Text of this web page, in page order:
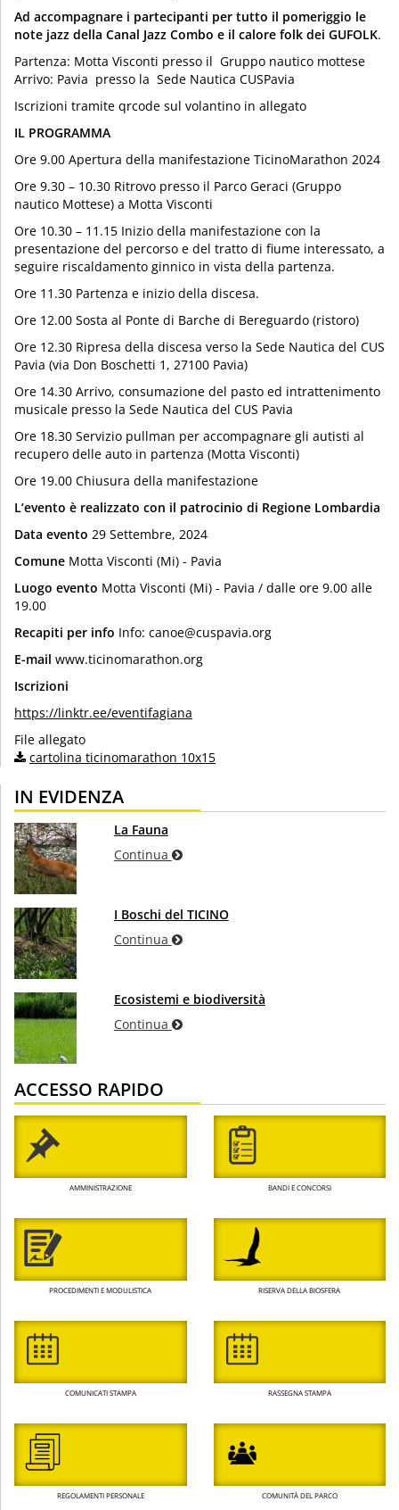
Ad accompagnare i partecipanti per tutto il pomeriggio le
note jazz della Canal Jazz Combo e il calore folk dei GUFOLK.
Partenza: Motta Visconti presso il Gruppo nautico mottese
Arrivo: Pavia presso la Sede Nautica CUSPavia
Iscrizioni tramite qrcode sul volantino in allegato
IL PROGRAMMA
Ore 9.00 Apertura della manifestazione TicinoMarathon 2024
Ore 9.30 – 10.30 Ritrovo presso il Parco Geraci (Gruppo
nautico Mottese) a Motta Visconti
Ore 10.30 – 11.15 Inizio della manifestazione con la
presentazione del percorso e del tratto di fiume interessato, a
seguire riscaldamento ginnico in vista della partenza.
Ore 11.30 Partenza e inizio della discesa.
Ore 12.00 Sosta al Ponte di Barche di Bereguardo (ristoro)
Ore 12.30 Ripresa della discesa verso la Sede Nautica del CUS
Pavia (via Don Boschetti 1, 27100 Pavia)
Ore 14.30 Arrivo, consumazione del pasto ed intrattenimento
musicale presso la Sede Nautica del CUS Pavia
Ore 18.30 Servizio pullman per accompagnare gli autisti al
recupero delle auto in partenza (Motta Visconti)
Ore 19.00 Chiusura della manifestazione
L’evento è realizzato con il patrocinio di Regione Lombardia
Data evento 29 Settembre, 2024
Comune Motta Visconti (Mi) - Pavia
Luogo evento Motta Visconti (Mi) - Pavia / dalle ore 9.00 alle
19.00
Recapiti per info Info: canoe@cuspavia.org
E-mail www.ticinomarathon.org
Iscrizioni
https://linktr.ee/eventifagiana
File allegato
cartolina ticinomarathon 10x15
IN EVIDENZA
La Fauna
Continua
I Boschi del TICINO
Continua
Ecosistemi e biodiversità
Continua
ACCESSO RAPIDO
AMMINISTRAZIONE BANDI E CONCORSI
PROCEDIMENTI E MODULISTICA RISERVA DELLA BIOSFERA
COMUNICATI STAMPA RASSEGNA STAMPA
REGOLAMENTI PERSONALE COMUNITÀ DEL PARCO